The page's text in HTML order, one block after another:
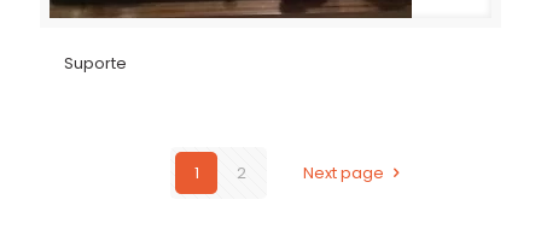
Suporte
1 2 Next page